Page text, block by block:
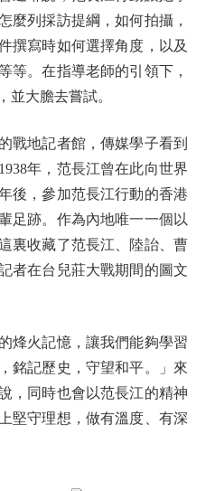
麼列採訪提綱，如何拍攝，
撰寫時如何選擇角度，以及
等。在指導老師的引領下，
並大膽去嘗試。
地記者館，傳媒學子看到
年，范長江曾在此向世界
後，參加范長江行動的香港
足跡。作為內地唯一一個以
裏收藏了范長江、陸詒、曹
者在台兒莊大戰期間的圖文
火記憶，讓我們能夠學習
銘記歷史，守望和平。」來
，同時也會以范長江的精神
堅守理想，做有溫度、有深